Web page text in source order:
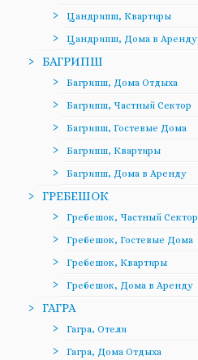
Цандрипш, Квартиры
Цандрипш, Дома в Аренду
БАГРИПШ
Багрипш, Дома Отдыха
Багрипш, Частный Сектор
Багрипш, Гостевые Дома
Багрипш, Квартиры
Багрипш, Дома в Аренду
ГРЕБЕШОК
Гребешок, Частный Сектор
Гребешок, Гостевые Дома
Гребешок, Квартиры
Гребешок, Дома в Аренду
ГАГРА
Гагра, Отели
Гагра, Дома Отдыха